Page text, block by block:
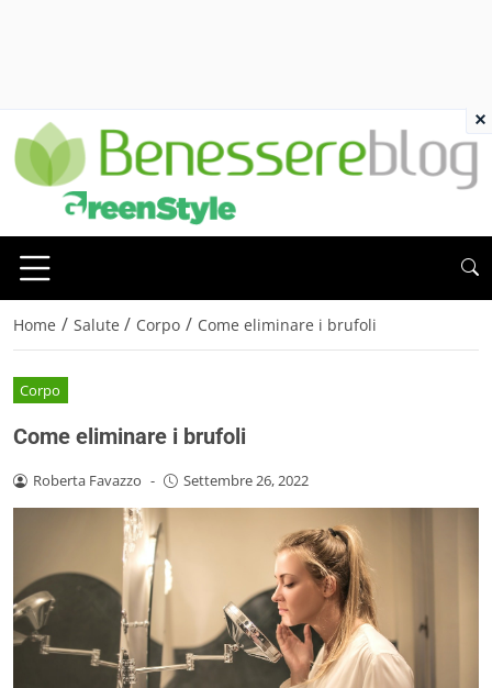
Home / Salute / Corpo / Come eliminare i brufoli
Corpo
Come eliminare i brufoli
Roberta Favazzo - Settembre 26, 2022
×